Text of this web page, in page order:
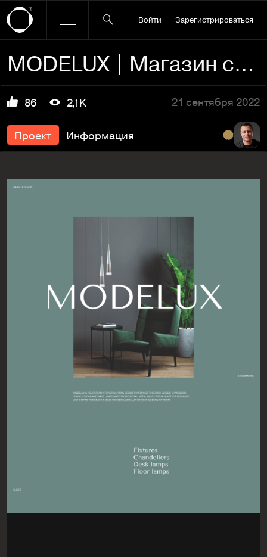
Войти Зарегистрироваться
MODELUX | Магазин светильников
86 2,1K 21 сентября 2022
Проект Информация